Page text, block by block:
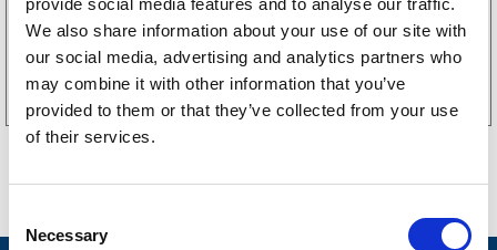
provide social media features and to analyse our traffic.
We also share information about your use of our site with
our social media, advertising and analytics partners who
may combine it with other information that you’ve
provided to them or that they’ve collected from your use
of their services.
o
Necessary
Köp online